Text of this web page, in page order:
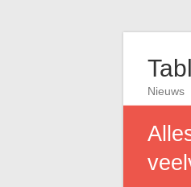
Nieuws